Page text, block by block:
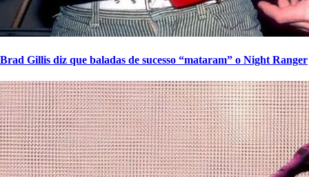
Brad Gillis diz que baladas de sucesso “mataram” o Night Ranger